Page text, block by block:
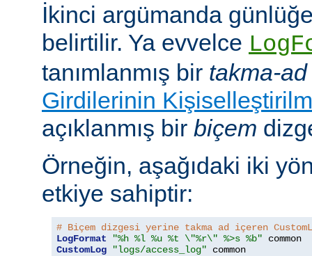
İkinci argümanda
belirtilir. Ya evvelce
tanımlanmış bir takma-ad
Girdilerinin
açıklanmış bir biçem
Örneğin, aşağıdaki iki
etkiye sahiptir:
# Biçem dizgesi yerine takma ad içeren
LogFormat
"%h %l %u %t \"%r\" %>s %b"
CustomLog
"logs/access_log" common